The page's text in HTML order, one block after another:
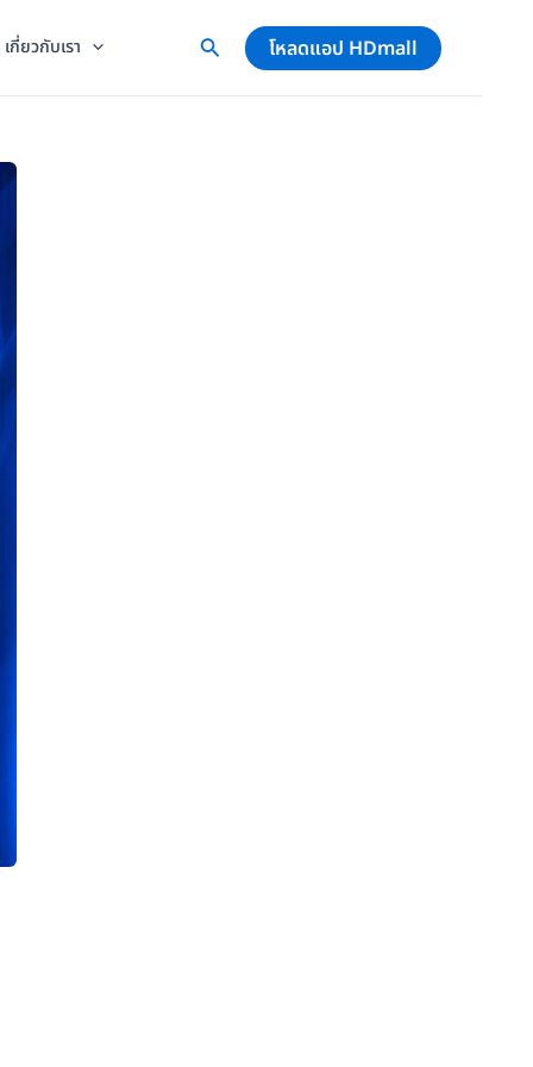
เกี่ยวกับเรา โหลดแอป HDmall